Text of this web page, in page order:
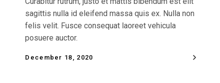
sagittis nulla id eleifend massa quis ex. Nulla non
felis velit. Fusce consequat laoreet vehicula
posuere auctor.
December 18, 2020